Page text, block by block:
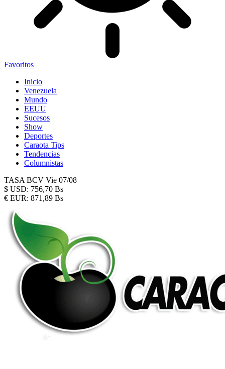
Favoritos
Inicio
Venezuela
Mundo
EEUU
Sucesos
Show
Deportes
Caraota Tips
Tendencias
Columnistas
TASA BCV Vie 07/08
$ USD: 756,70 Bs
€ EUR: 871,89 Bs